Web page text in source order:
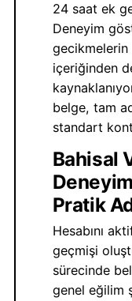
24 saat ek
Deneyim
içeriğinden
belge, tam
standart
Bahisal
Pratik
Hesabını
geçmişi
sürecinde
genel eğilim